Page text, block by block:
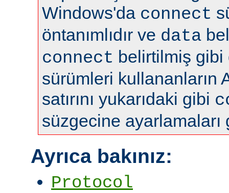
Windows'da connect
öntanımlıdır ve data
connect belirtilmiş gibi
sürümleri kullananların
satırını yukarıdaki gibi
süzgecine ayarlamaları
Ayrıca bakınız:
Protocol